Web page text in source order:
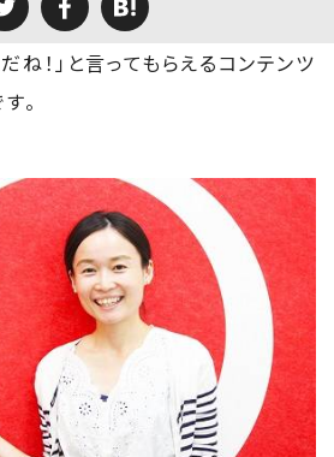
！」と言ってもらえるコンテンツ
。